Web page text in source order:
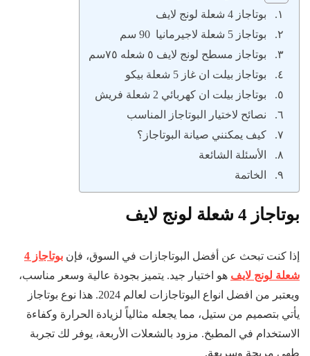
بوتاجاز 4 شعلة لونج لايف
بوتاجاز 5 شعلة لاجيرمانيا 90 سم
بوتاجاز مسطح لونج لايف ٥ شعله ٧٥سم
بوتاجاز بيلت ان غاز 5 شعلة بيكو
بوتاجاز بيلت ان كهربائي 2 شعلة فريش
نصائح لاختيار البوتاجاز المناسب
كيف يمكنني صيانة البوتاجاز؟
الأسئلة الشائعة
الخاتمة
بوتاجاز 4 شعلة لونج لايف
إذا كنت تبحث عن أفضل البوتاجازات في السوق، فإن
بوتاجاز 4
شعلة لونج لايف هو اختيار جيد. يتميز بجودة عالية وسعر مناسب،
ويعتبر من افضل انواع البوتاجازات لعالم 2024. هذا نوع بوتاجاز
يأتي بتصميم من ستيل، مما يجعله مثالياً لزيادة الحرارة وكفاءة
الاستخدام في المطبخ. مزود بالشعلات الأربعة، يوفر لك تجربة
طهي مريحة وسريعة.